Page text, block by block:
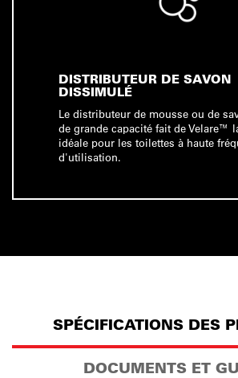
DISTRIBUTEUR DE SAVON
DISSIMULÉ
Le distributeur de mousse ou de
de grande capacité fait de Velare™
idéale pour les toilettes à haute
d'utilisation.
SPÉCIFICATIONS DES
DOCUMENTS ET